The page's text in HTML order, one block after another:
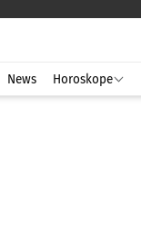
News Horoskope